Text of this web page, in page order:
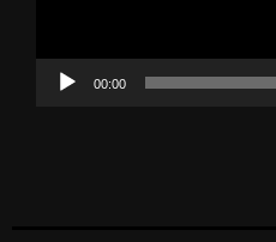
c
00:00